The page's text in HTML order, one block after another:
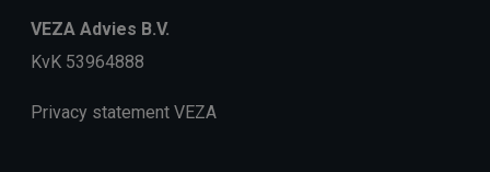
VEZA Advies B.V.
KvK 53964888
Privacy statement VEZA